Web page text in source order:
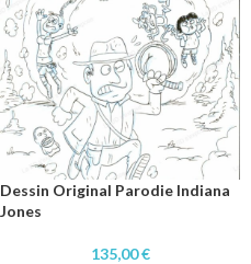
Dessin Original Parodie Indiana
Jones
135,00€